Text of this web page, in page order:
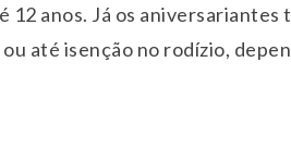
12 anos. Já os aniversariantes
até isenção no rodízio,